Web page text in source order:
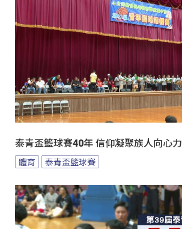
泰青盃籃球賽40年 信仰凝聚族人向心力
體育 泰青盃籃球賽